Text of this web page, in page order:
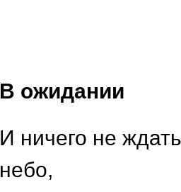
В ожидании
И ничего не
небо,